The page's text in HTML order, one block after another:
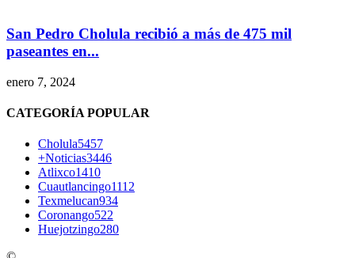
San Pedro Cholula recibió a más de 475 mil
paseantes en...
enero 7, 2024
CATEGORÍA POPULAR
Cholula5457
+Noticias3446
Atlixco1410
Cuautlancingo1112
Texmelucan934
Coronango522
Huejotzingo280